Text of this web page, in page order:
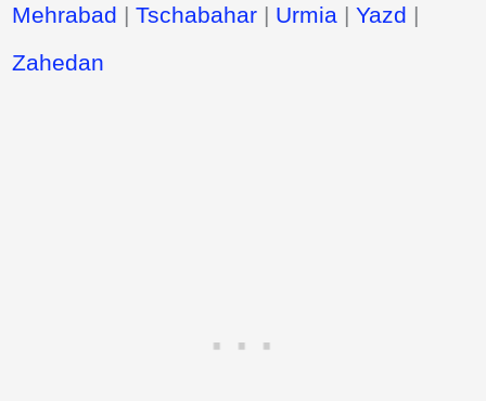
Mehrabad |Tschabahar | Urmia |Yazd |
Zahedan